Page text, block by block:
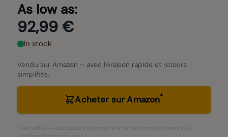
As low as:
92,99 €
In stock
Vendu sur Amazon – avec livraison rapide et retours
simplifiés.
Acheter sur Amazon*
* Lien affilié – nous pouvons percevoir une petite commission sans frais